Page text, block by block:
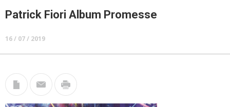
Patrick Fiori Album Promesse
16 / 07 / 2019